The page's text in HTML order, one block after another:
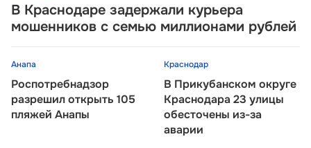
В Краснодаре задержали курьера
мошенников с семью миллионами рублей
Анапа
Роспотребнадзор
разрешил открыть 105
пляжей Анапы
Краснодар
В Прикубанском округе
Краснодара 23 улицы
обесточены из-за
аварии